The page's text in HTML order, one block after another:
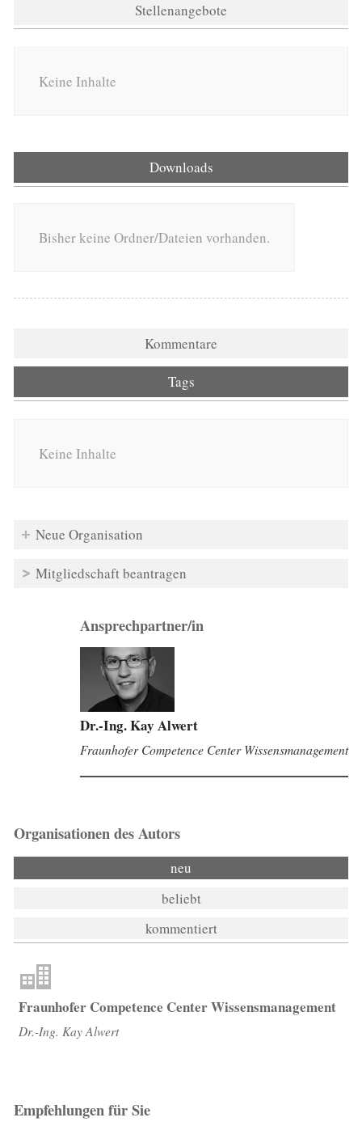
Stellenangebote
Keine Inhalte
Downloads
Bisher keine Ordner/Dateien vorhanden.
Kommentare
Tags
Keine Inhalte
Neue Organisation
Mitgliedschaft beantragen
Ansprechpartner/in
Dr.-Ing. Kay Alwert
Fraunhofer Competence Center Wissensmanagement
Organisationen des Autors
neu
beliebt
kommentiert
Fraunhofer Competence Center Wissensmanagement
Dr.-Ing. Kay Alwert
Empfehlungen für Sie